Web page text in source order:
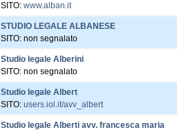
SITO: www.alban.it
STUDIO LEGALE ALBANESE
SITO: non segnalato
Studio legale Alberini
SITO: non segnalato
Studio legale Albert
SITO: users.iol.it/avv_albert
Studio legale Alberti avv. francesca maria